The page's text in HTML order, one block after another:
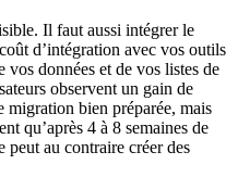
Il faut aussi intégrer le
d’intégration avec vos outils
données et de vos listes de
observent un gain de
migration bien préparée, mais
qu’après 4 à 8 semaines de
au contraire créer des